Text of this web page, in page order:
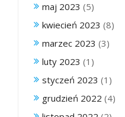
maj 2023 (5)
kwiecień 2023 (8)
marzec 2023 (3)
luty 2023 (1)
styczeń 2023 (1)
grudzień 2022 (4)